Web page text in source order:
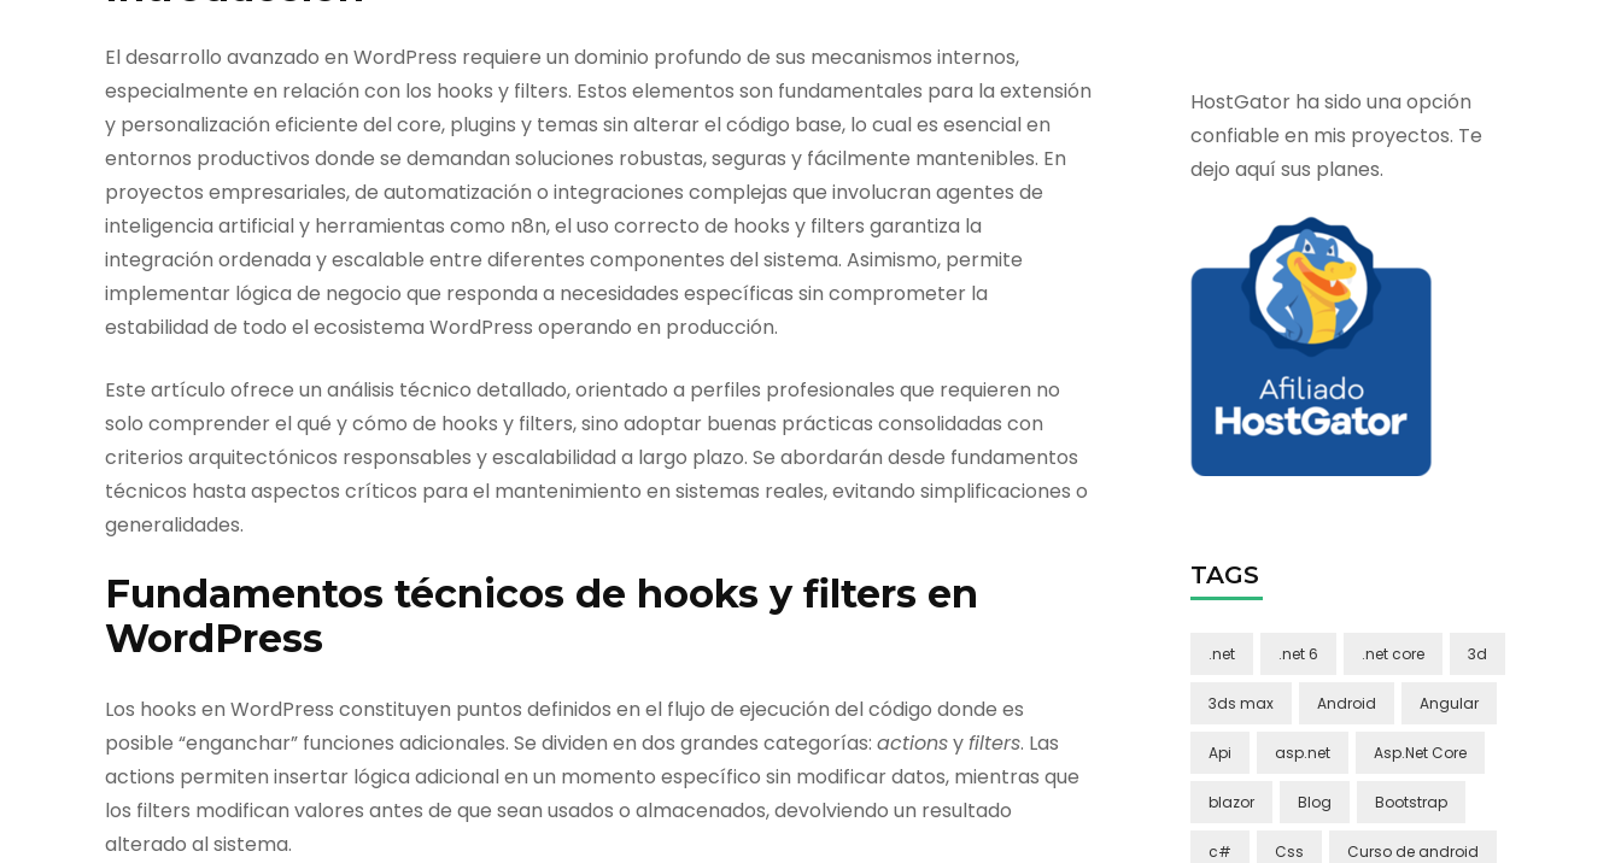
El desarrollo avanzado en WordPress requiere un dominio profundo de sus mecanismos internos,
especialmente en relación con los hooks y filters. Estos elementos son fundamentales para la extensión
y personalización eficiente del core, plugins y temas sin alterar el código base, lo cual es esencial en
entornos productivos donde se demandan soluciones robustas, seguras y fácilmente mantenibles. En
proyectos empresariales, de automatización o integraciones complejas que involucran agentes de
inteligencia artificial y herramientas como n8n, el uso correcto de hooks y filters garantiza la
integración ordenada y escalable entre diferentes componentes del sistema. Asimismo, permite
implementar lógica de negocio que responda a necesidades específicas sin comprometer la
estabilidad de todo el ecosistema WordPress operando en producción.
Este artículo ofrece un análisis técnico detallado, orientado a perfiles profesionales que requieren no
solo comprender el qué y cómo de hooks y filters, sino adoptar buenas prácticas consolidadas con
criterios arquitectónicos responsables y escalabilidad a largo plazo. Se abordarán desde fundamentos
técnicos hasta aspectos críticos para el mantenimiento en sistemas reales, evitando simplificaciones o
generalidades.
Fundamentos técnicos de hooks y filters en
WordPress
Los hooks en WordPress constituyen puntos definidos en el flujo de ejecución del código donde es
posible “enganchar” funciones adicionales. Se dividen en dos grandes categorías: actionsyfilters. Las
actions permiten insertar lógica adicional en un momento específico sin modificar datos, mientras que
los filters modifican valores antes de que sean usados o almacenados, devolviendo un resultado
alterado al sistema.
HostGator ha sido una opción
confiable en mis proyectos. Te
dejo aquí sus planes.
TAGS
.net .net 6 .net core 3d
3ds max Android Angular
Api asp.net Asp.Net Core
blazor Blog Bootstrap
c# Css Curso de android